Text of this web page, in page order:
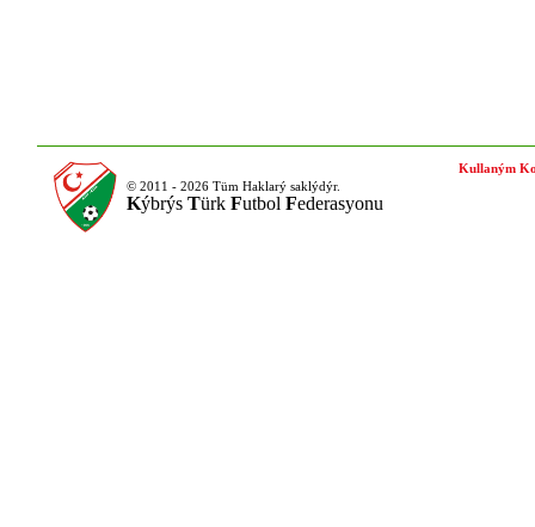
© 2011 - 2026 Tüm Haklarý saklýdýr.
Kýbrýs Türk Futbol Federasyonu
Kullaným